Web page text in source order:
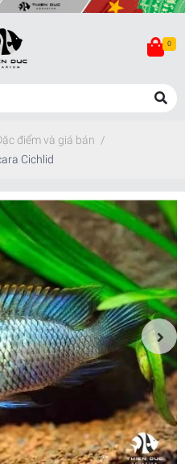
0
điểm và giá bán /
Cichlid